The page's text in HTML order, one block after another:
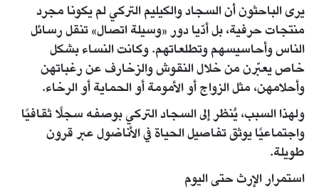
يرى الباحثون أن السجاد والكيليم التركي لم يكونا مجرد
منتجات حرفية، بل أدّيا دور «وسيلة اتصال» تنقل رسائل
الناس وأحاسيسهم وتطلعاتهم. وكانت النساء بشكل
خاص يعبّرن من خلال النقوش والزخارف عن رغباتهن
وأحلامهن، مثل الزواج أو الأمومة أو الحماية أو الرخاء.
ولهذا السبب، يُنظر إلى السجاد التركي بوصفه سجلًا ثقافيًا
واجتماعيًا يوثق تفاصيل الحياة في الأناضول عبر قرون
طويلة.
استمرار الإرث حتى اليوم